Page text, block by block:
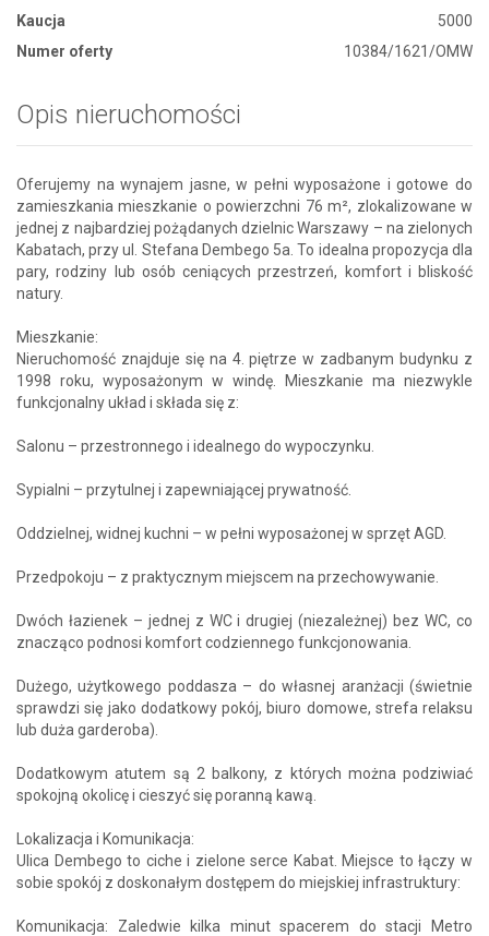
Kaucja
5000
Numer oferty
10384/1621/OMW
Opis nieruchomości
Oferujemy na wynajem jasne, w pełni wyposażone i gotowe do
zamieszkania mieszkanie o powierzchni 76 m², zlokalizowane w
jednej z najbardziej pożądanych dzielnic Warszawy – na zielonych
Kabatach, przy ul. Stefana Dembego 5a. To idealna propozycja dla
pary, rodziny lub osób ceniących przestrzeń, komfort i bliskość
natury.
Mieszkanie:
Nieruchomość znajduje się na 4. piętrze w zadbanym budynku z
1998 roku, wyposażonym w windę. Mieszkanie ma niezwykle
funkcjonalny układ i składa się z:
Salonu – przestronnego i idealnego do wypoczynku.
Sypialni – przytulnej i zapewniającej prywatność.
Oddzielnej, widnej kuchni – w pełni wyposażonej w sprzęt AGD.
Przedpokoju – z praktycznym miejscem na przechowywanie.
Dwóch łazienek – jednej z WC i drugiej (niezależnej) bez WC, co
znacząco podnosi komfort codziennego funkcjonowania.
Dużego, użytkowego poddasza – do własnej aranżacji (świetnie
sprawdzi się jako dodatkowy pokój, biuro domowe, strefa relaksu
lub duża garderoba).
Dodatkowym atutem są 2 balkony, z których można podziwiać
spokojną okolicę i cieszyć się poranną kawą.
Lokalizacja i Komunikacja:
Ulica Dembego to ciche i zielone serce Kabat. Miejsce to łączy w
sobie spokój z doskonałym dostępem do miejskiej infrastruktury:
Komunikacja: Zaledwie kilka minut spacerem do stacji Metro